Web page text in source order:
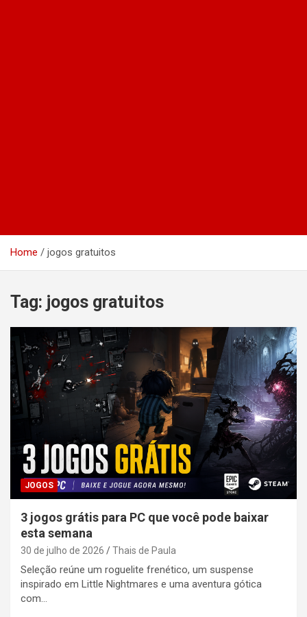
Home jogos gratuitos
Tag: jogos gratuitos
JOGOS
3 jogos grátis para PC que você pode baixar
esta semana
30 de julho de 2026 Thais de Paula
Seleção reúne um roguelite frenético, um suspense
inspirado em Little Nightmares e uma aventura gótica
com…